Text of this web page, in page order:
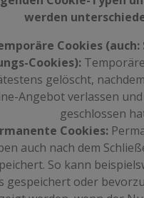
werden
Cookies (auch:
Cookies):
gelöscht,
Angebot verlassen
geschlossen
Cookies:
auch nach dem
So kann
gespeichert oder